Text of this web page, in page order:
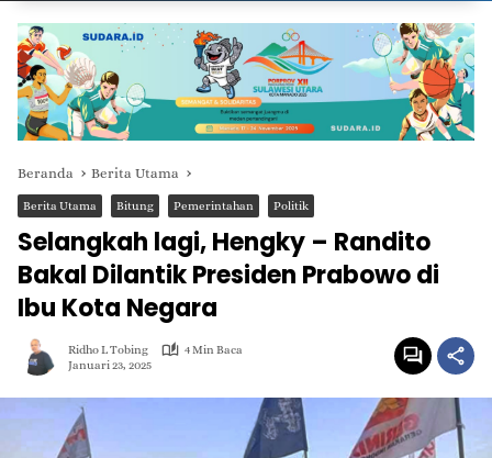
Beranda Berita Utama
Berita Utama Bitung Pemerintahan Politik
Selangkah lagi, Hengky – Randito
Bakal Dilantik Presiden Prabowo di
Ibu Kota Negara
Ridho L Tobing
4 Min Baca
Januari 23, 2025